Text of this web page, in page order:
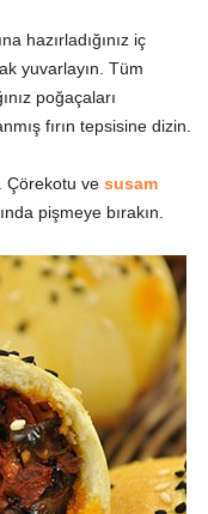
hazırladığınız iç
yuvarlayın. Tüm
poğaçaları
fırın tepsisine dizin.
Çörekotu ve susam
pişmeye bırakın.